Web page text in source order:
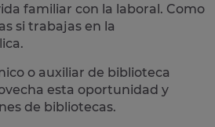
familiar con la laboral. Como
si trabajas en la
o auxiliar de biblioteca
esta oportunidad y
de bibliotecas.